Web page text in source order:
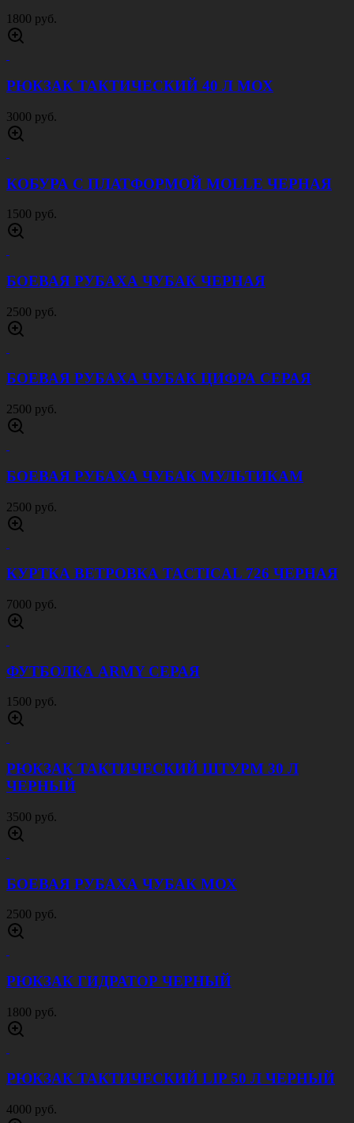
1800 руб.
РЮКЗАК ТАКТИЧЕСКИЙ 40 Л МОХ
3000 руб.
КОБУРА С ПЛАТФОРМОЙ MOLLE ЧЕРНАЯ
1500 руб.
БОЕВАЯ РУБАХА ЧУБАК ЧЕРНАЯ
2500 руб.
БОЕВАЯ РУБАХА ЧУБАК ЦИФРА СЕРАЯ
2500 руб.
БОЕВАЯ РУБАХА ЧУБАК МУЛЬТИКАМ
2500 руб.
КУРТКА ВЕТРОВКА TACTICAL 726 ЧЕРНАЯ
7000 руб.
ФУТБОЛКА ARMY СЕРАЯ
1500 руб.
РЮКЗАК ТАКТИЧЕСКИЙ ШТУРМ 30 Л
ЧЕРНЫЙ
3500 руб.
БОЕВАЯ РУБАХА ЧУБАК МОХ
2500 руб.
РЮКЗАК ГИДРАТОР ЧЕРНЫЙ
1800 руб.
РЮКЗАК ТАКТИЧЕСКИЙ LIP 50 Л ЧЕРНЫЙ
4000 руб.